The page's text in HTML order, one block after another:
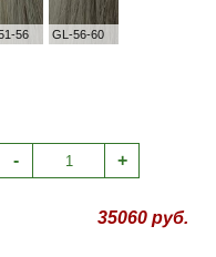
56 GL-56-60
- +
35060 руб.